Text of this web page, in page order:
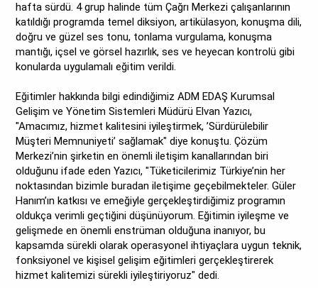
hafta sürdü. 4 grup halinde tüm Çağrı Merkezi çalışanlarının
katıldığı programda temel diksiyon, artikülasyon, konuşma dili,
doğru ve güzel ses tonu, tonlama vurgulama, konuşma
mantığı, içsel ve görsel hazırlık, ses ve heyecan kontrolü gibi
konularda uygulamalı eğitim verildi.
Eğitimler hakkında bilgi edindiğimiz ADM EDAŞ Kurumsal
Gelişim ve Yönetim Sistemleri Müdürü Elvan Yazıcı,
"Amacımız, hizmet kalitesini iyileştirmek, ’Sürdürülebilir
Müşteri Memnuniyeti’ sağlamak" diye konuştu. Çözüm
Merkezi’nin şirketin en önemli iletişim kanallarından biri
olduğunu ifade eden Yazıcı, "Tüketicilerimiz Türkiye’nin her
noktasından bizimle buradan iletişime geçebilmekteler. Güler
Hanım’ın katkısı ve emeğiyle gerçekleştirdiğimiz programın
oldukça verimli geçtiğini düşünüyorum. Eğitimin iyileşme ve
gelişmede en önemli enstrüman olduğuna inanıyor, bu
kapsamda sürekli olarak operasyonel ihtiyaçlara uygun teknik,
fonksiyonel ve kişisel gelişim eğitimleri gerçekleştirerek
hizmet kalitemizi sürekli iyileştiriyoruz" dedi.